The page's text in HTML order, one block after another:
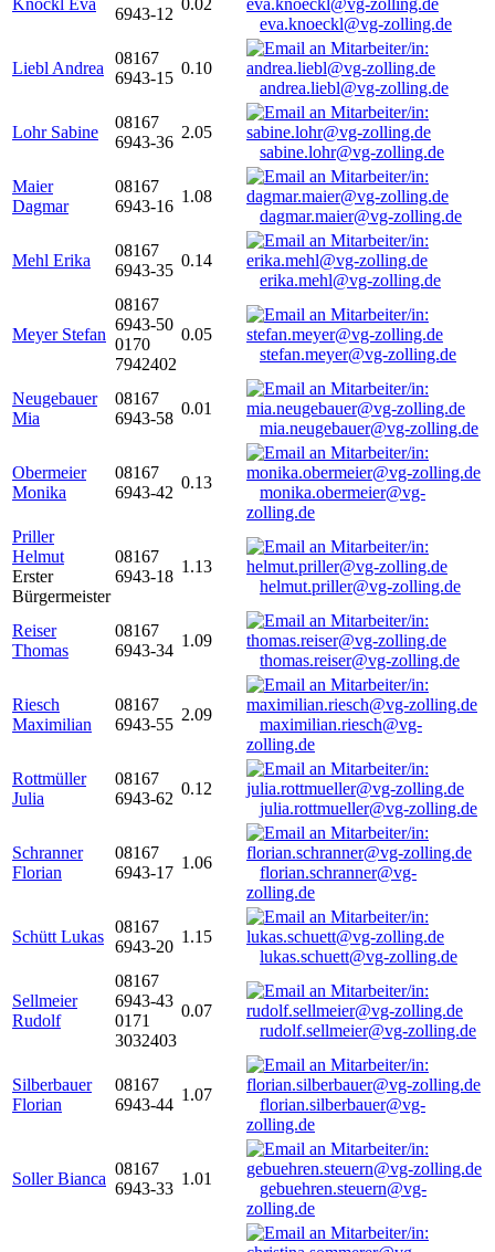
Knöckl Eva
6943-12
0.02
eva.knoeckl@vg-zolling.de
Liebl Andrea
08167
6943-15
0.10
andrea.liebl@vg-zolling.de
Lohr Sabine
08167
6943-36
2.05
sabine.lohr@vg-zolling.de
Maier
Dagmar
08167
6943-16
1.08
dagmar.maier@vg-zolling.de
Mehl Erika
08167
6943-35
0.14
erika.mehl@vg-zolling.de
Meyer Stefan
08167
6943-50
0170
7942402
0.05
stefan.meyer@vg-zolling.de
Neugebauer
Mia
08167
6943-58
0.01
mia.neugebauer@vg-zolling.de
Obermeier
Monika
08167
6943-42
0.13
monika.obermeier@vg-
zolling.de
Priller
Helmut
Erster
Bürgermeister
08167
6943-18
1.13
helmut.priller@vg-zolling.de
Reiser
Thomas
08167
6943-34
1.09
thomas.reiser@vg-zolling.de
Riesch
Maximilian
08167
6943-55
2.09
maximilian.riesch@vg-
zolling.de
Rottmüller
Julia
08167
6943-62
0.12
julia.rottmueller@vg-zolling.de
Schranner
Florian
08167
6943-17
1.06
florian.schranner@vg-
zolling.de
Schütt Lukas
08167
6943-20
1.15
lukas.schuett@vg-zolling.de
Sellmeier
Rudolf
08167
6943-43
0171
3032403
0.07
rudolf.sellmeier@vg-zolling.de
Silberbauer
Florian
08167
6943-44
1.07
florian.silberbauer@vg-
zolling.de
Soller Bianca
08167
6943-33
1.01
gebuehren.steuern@vg-
zolling.de